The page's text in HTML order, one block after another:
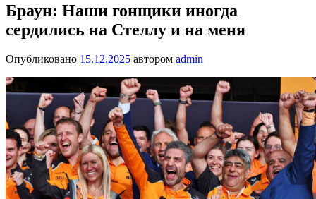
Браун: Наши гонщики иногда
сердились на Стеллу и на меня
Опубликовано 15.12.2025 автором admin